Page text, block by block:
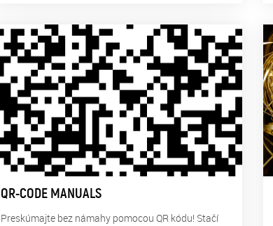
QR-CODE MANUALS
Preskúmajte bez námahy pomocou QR kódu! Stačí